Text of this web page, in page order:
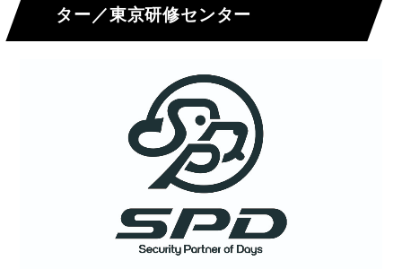
ター／東京研修センター